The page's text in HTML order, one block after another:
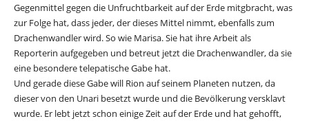
Gegenmittel gegen die Unfruchtbarkeit auf der Erde mitgbracht, was
zur Folge hat, dass jeder, der dieses Mittel nimmt, ebenfalls zum
Drachenwandler wird. So wie Marisa. Sie hat ihre Arbeit als
Reporterin aufgegeben und betreut jetzt die Drachenwandler, da sie
eine besondere telepatische Gabe hat.
Und gerade diese Gabe will Rion auf seinem Planeten nutzen, da
dieser von den Unari besetzt wurde und die Bevölkerung versklavt
wurde. Er lebt jetzt schon einige Zeit auf der Erde und hat gehofft,